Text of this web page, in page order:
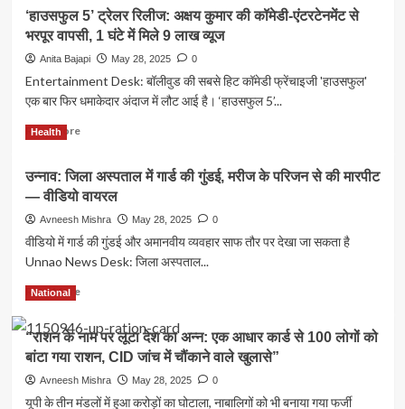
आदेश
बना
विवाद
का
कारण
ब्रेकिंग
न्यूज़:
यूपी
ओला-
उबर,
रिक्शा
टैक्सी
चालकों
लिए
नया
नियम
—
में
ड्राइवर
का
नाम
और
‘हाउसफुल 5’ ट्रेलर रिलीज: अक्षय कुमार की कॉमेडी-एंटरटेनमेंट से
भरपूर वापसी, 1 घंटे में मिले 9 लाख व्यूज
Anita Bajapi May 28, 2025 0
Entertainment Desk: बॉलीवुड की सबसे हिट कॉमेडी फ्रेंचाइजी 'हाउसफुल'
एक बार फिर धमाकेदार अंदाज में लौट आई है। ‘हाउसफुल 5’...
Read MoreRead
‘हाउसफुल
5’
ट्रेलर
अक्षय
कुमार
कॉमेडी-
से
भरपूर
वापसी,
1
घंटे
Health
उन्नाव: जिला अस्पताल में गार्ड की गुंडई, मरीज के परिजन से की मारपीट
— वीडियो वायरल
Avneesh Mishra May 28, 2025 0
वीडियो में गार्ड की गुंडई और अमानवीय व्यवहार साफ तौर पर देखा जा सकता है
Unnao News Desk: जिला अस्पताल...
Read MoreRead
about
उन्नाव:
जिला
अस्पताल
National
“राशन के नाम पर लूटा देश का अन्न: एक आधार कार्ड से 100 लोगों को
बांटा गया राशन, CID जांच में चौंकाने वाले खुलासे”
Avneesh Mishra May 28, 2025 0
यूपी के तीन मंडलों में हुआ करोड़ों का घोटाला, नाबालिगों को भी बनाया गया फर्जी